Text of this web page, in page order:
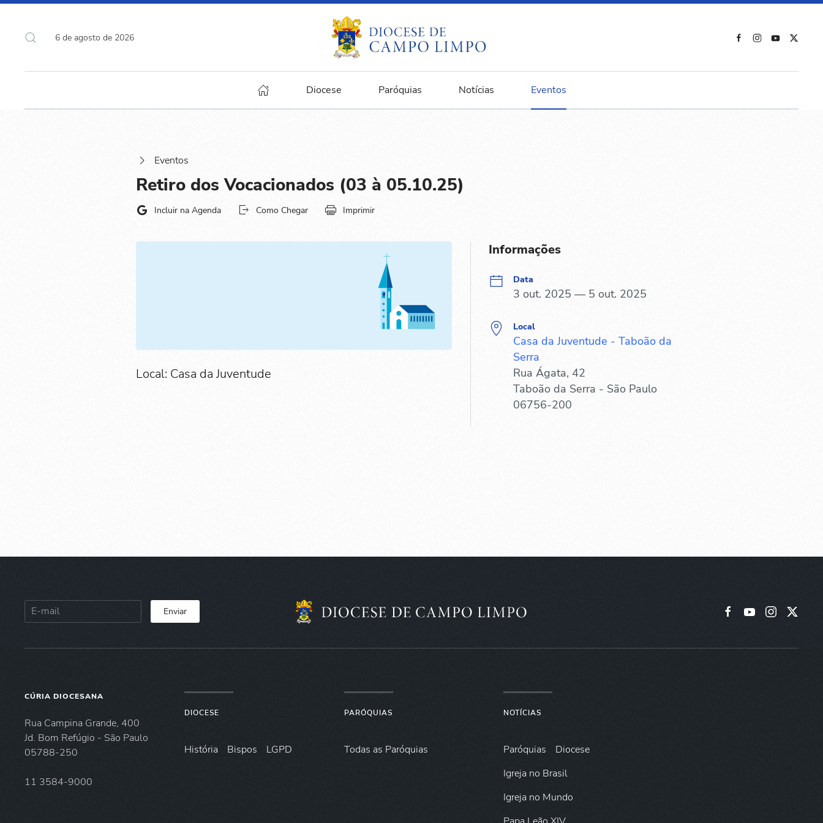
6 de agosto de 2026
Diocese Paróquias Notícias Eventos
Eventos
Retiro dos Vocacionados (03 à 05.10.25)
Incluir na Agenda Como Chegar Imprimir
Local: Casa da Juventude
Informações
Data
3 out. 2025 — 5 out. 2025
Local
Casa da Juventude - Taboão da
Serra
Rua Ágata, 42
Taboão da Serra - São Paulo
06756-200
Enviar
CÚRIA DIOCESANA
Rua Campina Grande, 400
Jd. Bom Refúgio - São Paulo
05788-250
11 3584-9000
DIOCESE
História Bispos LGPD
PARÓQUIAS
Todas as Paróquias
NOTÍCIAS
Paróquias
Diocese
Igreja no Brasil
Igreja no Mundo